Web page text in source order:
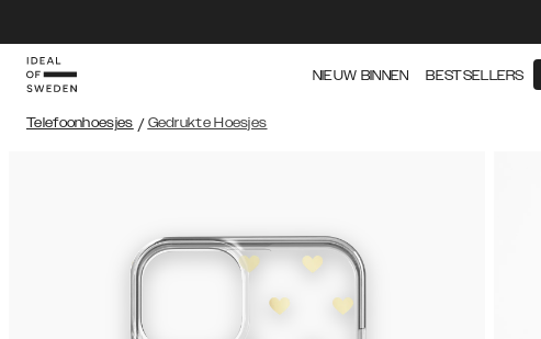
NIEUW BINNEN BESTSELLERS
Telefoonhoesjes / Gedrukte Hoesjes